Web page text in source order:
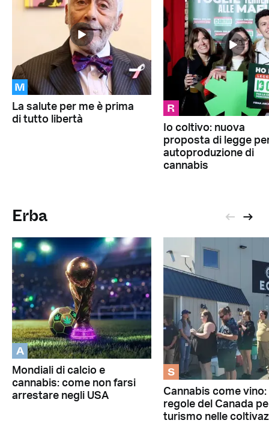
M
La salute per me è prima
di tutto libertà
R
Io coltivo: nuova
proposta di legge
autoproduzione di
cannabis
Erba
A
Mondiali di calcio e
cannabis: come non farsi
arrestare negli USA
S
Cannabis come vino:
regole del Canada
turismo nelle